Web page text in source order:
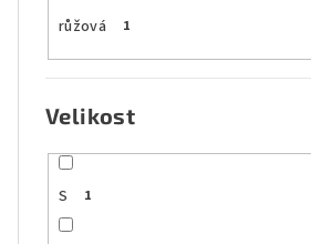
růžová 1
Velikost
S 1